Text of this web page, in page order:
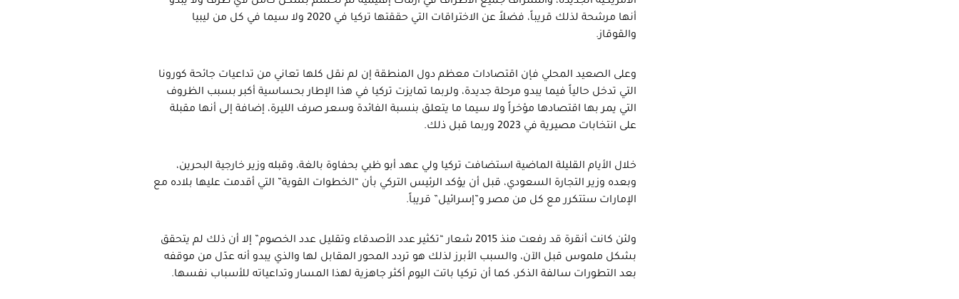
أنها مرشحة لذلك قريباً، فضلاً عن الاختراقات التي حققتها تركيا في 2020 ولا سيما في كل من ليبيا
والقوقاز.
وعلى الصعيد المحلي فإن اقتصادات معظم دول المنطقة إن لم نقل كلها تعاني من تداعيات جائحة كورونا
التي تدخل حالياً فيما يبدو مرحلة جديدة، ولربما تمايزت تركيا في هذا الإطار بحساسية أكبر بسبب الظروف
التي يمر بها اقتصادها مؤخراً ولا سيما ما يتعلق بنسبة الفائدة وسعر صرف الليرة، إضافة إلى أنها مقبلة
على انتخابات مصيرية في 2023 وربما قبل ذلك.
خلال الأيام القليلة الماضية استضافت تركيا ولي عهد أبو ظبي بحفاوة بالغة، وقبله وزير خارجية البحرين،
وبعده وزير التجارة السعودي، قبل أن يؤكد الرئيس التركي بأن “الخطوات القوية” التي أقدمت عليها بلاده مع
الإمارات ستتكرر مع كل من مصر و”إسرائيل” قريباً.
ولئن كانت أنقرة قد رفعت منذ 2015 شعار “تكثير عدد الأصدقاء وتقليل عدد الخصوم” إلا أن ذلك لم يتحقق
بشكل ملموس قبل الآن، والسبب الأبرز لذلك هو تردد المحور المقابل لها والذي يبدو أنه عدّل من موقفه
بعد التطورات سالفة الذكر، كما أن تركيا باتت اليوم أكثر جاهزية لهذا المسار وتداعياته للأسباب نفسها.